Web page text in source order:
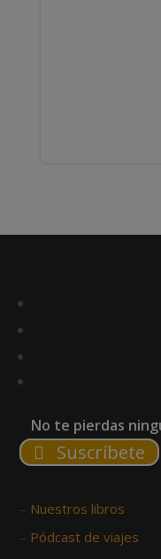
No te pierdas
Suscríbete
– Nuestros libros
– Pódcast de viajes